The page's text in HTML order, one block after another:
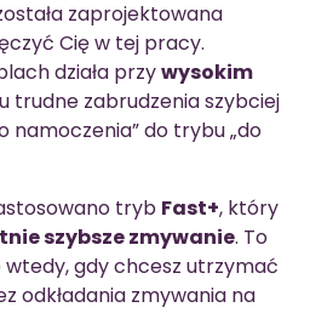
zaprojektowana
Cię w tej pracy.
działa przywysokim
trudne zabrudzenia szybciej
namoczenia” do trybu „do
tryb Fast+, który
szybsze zmywanie. To
gdy chcesz utrzymać
odkładania zmywania na